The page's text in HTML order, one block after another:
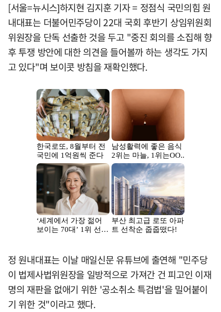
[서울=뉴시스]하지현 김지훈 기자 = 정점식 국민의힘 원
내대표는 더불어민주당이 22대 국회 후반기 상임위원회
위원장을 단독 선출한 것을 두고 "중진 회의를 소집해 향
후 투쟁 방안에 대한 의견을 들어볼까 하는 생각도 가지
고 있다"며 보이콧 방침을 재확인했다.
정 원내대표는 이날 매일신문 유튜브에 출연해 "민주당
이 법제사법위원장을 일방적으로 가져간 건 피고인 이재
명의 재판을 없애기 위한 '공소취소 특검법'을 밀어붙이
기 위한 것"이라고 했다.